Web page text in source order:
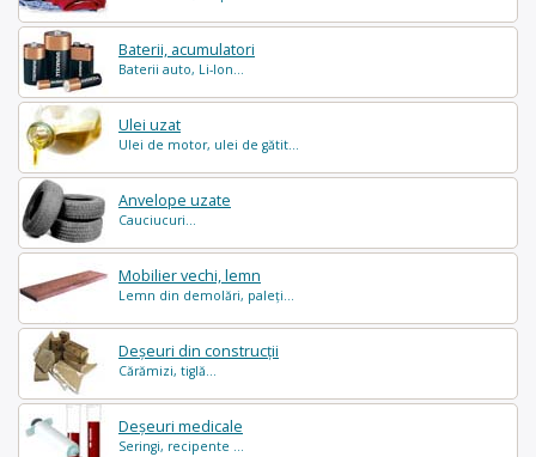
Baterii, acumulatori
Baterii auto, Li-Ion...
Ulei uzat
Ulei de motor, ulei de gătit...
Anvelope uzate
Cauciucuri...
Mobilier vechi, lemn
Lemn din demolări, paleți...
Deșeuri din construcții
Cărămizi, tiglă...
Deșeuri medicale
Seringi, recipente ...